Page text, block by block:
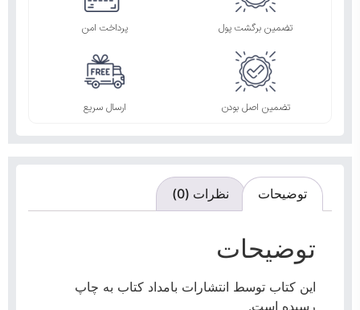
تضمین برگشت پول پرداخت امن
تضمین اصل بودن ارسال سریع
توضیحات نظرات (0)
توضیحات
این کتاب توسط انتشارات بامداد کتاب به چاپ
رسیده است.